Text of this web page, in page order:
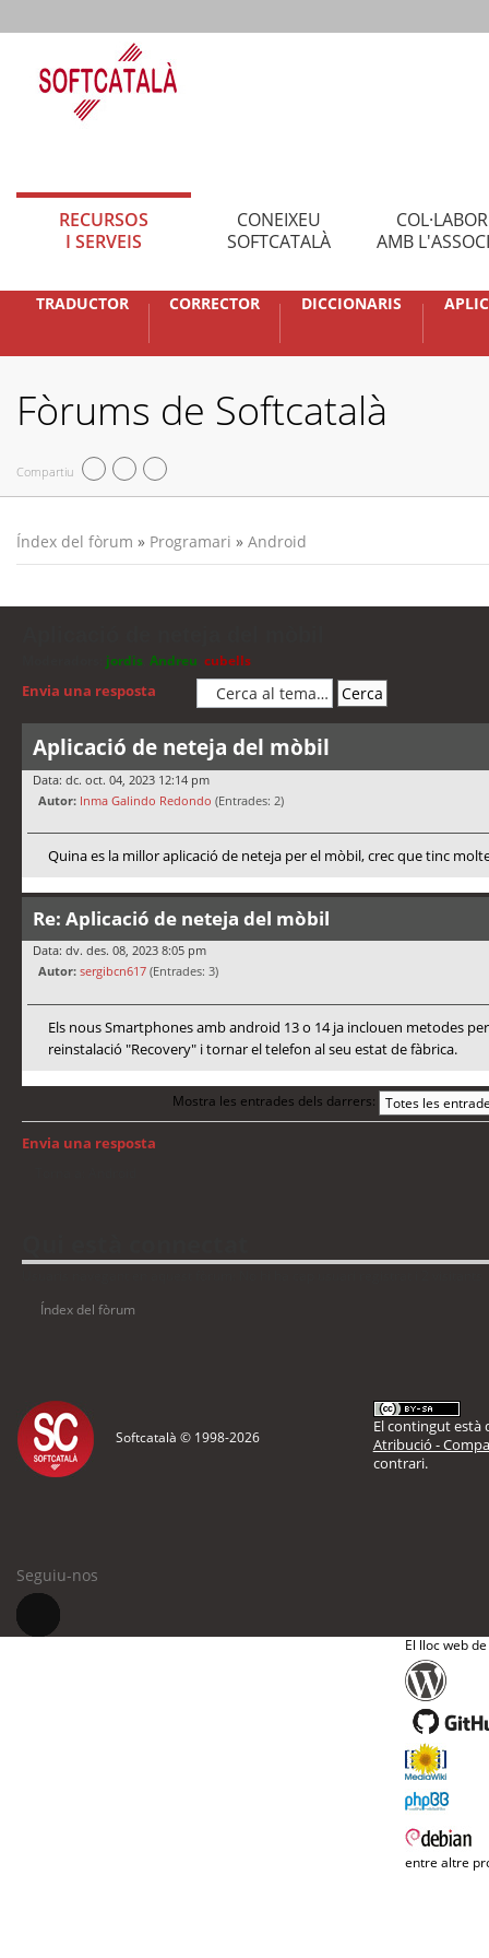
RECURSOS
I SERVEIS
CONEIXEU
SOFTCATALÀ
AMB
TRADUCTOR CORRECTOR DICCIONARIS
Fòrums de Softcatalà
Compartiu
Índex del fòrum » Programari » Android
jordis Andreu cubells
Envia una resposta
Aplicació de neteja del mòbil
Data: dc. oct. 04, 2023 12:14 pm
Autor: Inma Galindo Redondo (Entrades: 2)
Quina es la millor aplicació de neteja per el mòbil, crec que tinc
Re: Aplicació de neteja del mòbil
Data: dv. des. 08, 2023 8:05 pm
Autor: sergibcn617 (Entrades: 3)
Els nous Smartphones amb android 13 o 14 ja inclouen metodes
reinstalació "Recovery" i tornar el telefon al seu estat de fàbrica.
Mostra les entrades dels darrers:
Envia una resposta
Índex del fòrum
Softcatalà © 1998-2026
El contingut està
Atribució -
contrari.
Seguiu-nos
El lloc web
entre altre